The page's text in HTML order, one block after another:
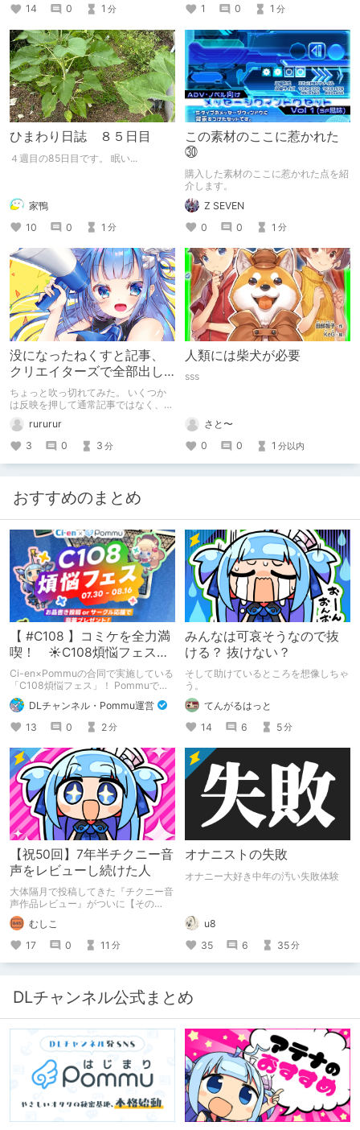
14 0 1 分 1 0 1 分
ひまわり日誌 ８５日目
４週目の85日目です。 眠い...
家鴨
10
0 1 分
この素材のここに惹かれた
㉚
購入した素材のここに惹かれた点を紹
介します。
Z SEVEN
0
0 1 分
没になったねくすと記事、
クリエイターズで全部出し
てみます。
ちょっと吹っ切れてみた。 いくつか
は反映を押して通常記事ではなく、ク
なと。rururur
3
0 3 分
人類には柴犬が必要
sss
さと〜
0
0 1 分以内
おすすめのまとめ
【 #C108 】コミケを全力満
喫！ ☀C108煩悩フェス☀
Pommu版のご案内
Ci-en×Pommuの合同で実施している
「C108煩悩フェス」！ Pommuでの
参加方法について、改めてこちらでも
ご案内いたします！
DLチャンネル・Pommu運営
13
0 2分
みんなは可哀そうなので抜
ける？ 抜けない？
そして助けているところを想像しちゃ
う。
てんがるはっと
14
6 5分
【祝50回】7年半チクニー音
声をレビューし続けた人
大体隔月で投稿してきた『チクニー音
声作品レビュー』がついに【その
50】を迎えました！ 約7年半チクニー
し続け、おシコり報告をしてきただけ
ですけど記念は記念。 皆様への感謝
を伝えたり、これまでの投稿を振り返
ります。
むしこ
17
0 11 分
オナニストの失敗
オナニー大好き中年の汚い失敗体験
u8
35
6 35分
DLチャンネル公式まとめ